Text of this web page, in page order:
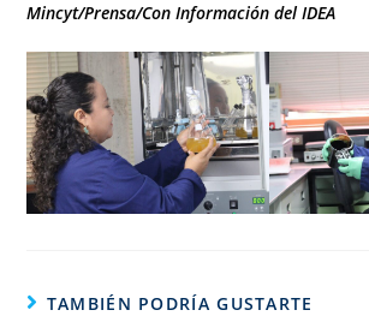
Mincyt/Prensa/Con Información del IDEA
TAMBIÉN PODRÍA GUSTARTE